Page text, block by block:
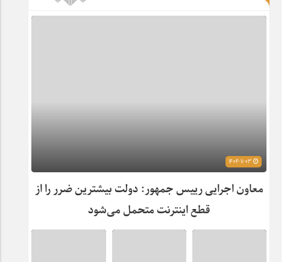
معاون اجرایی رییس جمهور: دولت بیشترین ضرر را از
قطع اینترنت متحمل می‌شود